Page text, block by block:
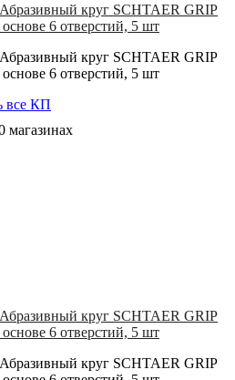
круг SCHTAER GRIP
6 отверстий, 5 шт
круг SCHTAER GRIP
6 отверстий, 5 шт
все КП
магазинах
круг SCHTAER GRIP
6 отверстий, 5 шт
круг SCHTAER GRIP